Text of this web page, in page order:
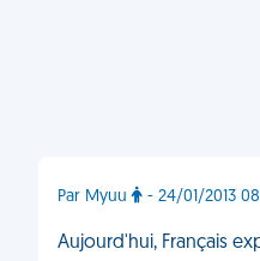
Par Myuu - 24/01/2013
Aujourd'hui, Français